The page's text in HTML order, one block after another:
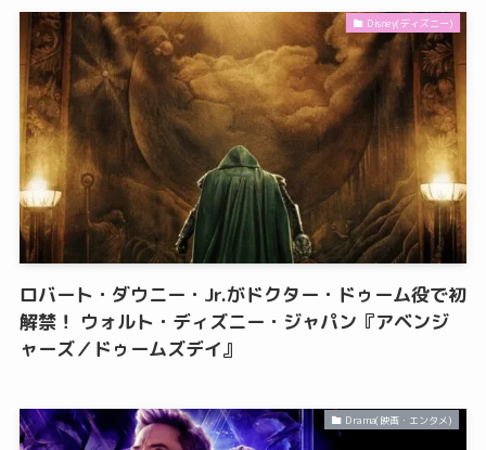
Disney(ディズニー)
ロバート・ダウニー・Jr.がドクター・ドゥーム役で初
解禁！ ウォルト・ディズニー・ジャパン『アベンジ
ャーズ／ドゥームズデイ』
Drama(映画・エンタメ)